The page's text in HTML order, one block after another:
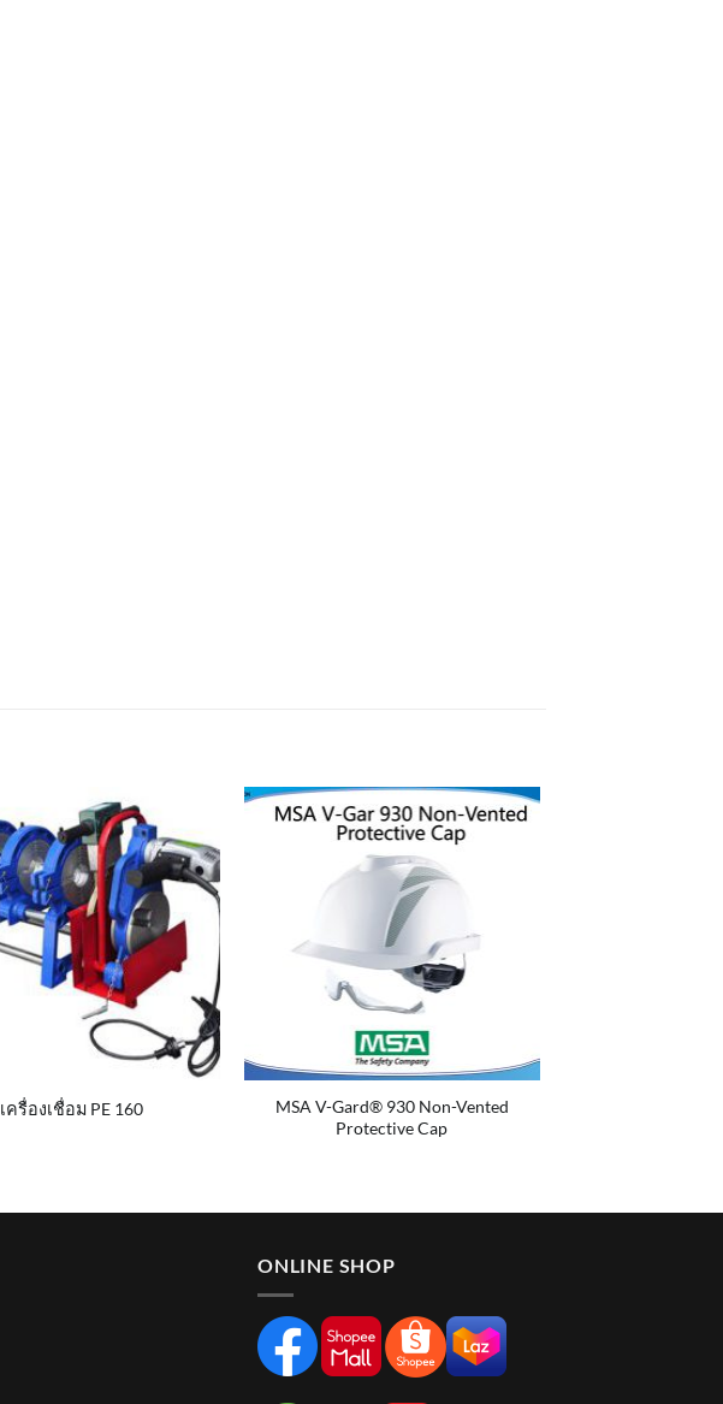
เครื่องเชื่อม PE 160
MSA V-Gard® 930 Non-Vented
Protective Cap
ONLINE SHOP